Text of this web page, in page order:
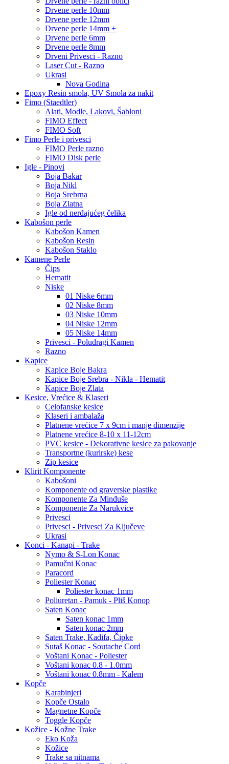
Drvene perle 10mm
Drvene perle 12mm
Drvene perle 14mm +
Drvene perle 6mm
Drvene perle 8mm
Drveni Privesci - Razno
Laser Cut - Razno
Ukrasi
Nova Godina
Epoxy Resin smola, UV Smola za nakit
Fimo (Staedtler)
Alati, Modle, Lakovi, Šabloni
FIMO Effect
FIMO Soft
Fimo Perle i privesci
FIMO Perle razno
FIMO Disk perle
Igle - Pinovi
Boja Bakar
Boja Nikl
Boja Srebrna
Boja Zlatna
Igle od nerđajućeg čelika
Kabošon perle
Kabošon Kamen
Kabošon Resin
Kabošon Staklo
Kamene Perle
Čips
Hematit
Niske
01 Niske 6mm
02 Niske 8mm
03 Niske 10mm
04 Niske 12mm
05 Niske 14mm
Privesci - Poludragi Kamen
Razno
Kapice
Kapice Boje Bakra
Kapice Boje Srebra - Nikla - Hematit
Kapice Boje Zlata
Kesice, Vrećice & Klaseri
Celofanske kesice
Klaseri i ambalaža
Platnene vrećice 7 x 9cm i manje dimenzije
Platnene vrećice 8-10 x 11-12cm
PVC kesice - Dekorativne kesice za pakovanje
Transportne (kurirske) kese
Zip kesice
Klirit Komponente
Kabošoni
Komponente od graverske plastike
Komponente Za Minđuše
Komponente Za Narukvice
Privesci
Privesci - Privesci Za Ključeve
Ukrasi
Konci - Kanapi - Trake
Nymo & S-Lon Konac
Pamučni Konac
Paracord
Poliester Konac
Poliester konac 1mm
Poliuretan - Pamuk - Pliš Konop
Saten Konac
Saten konac 1mm
Saten konac 2mm
Saten Trake, Kadifa, Čipke
Sutaš Konac - Soutache Cord
Voštani Konac - Poliester
Voštani konac 0.8 - 1.0mm
Voštani konac 0.8mm - Kalem
Kopče
Karabinjeri
Kopče Ostalo
Magnetne Kopče
Toggle Kopče
Kožice - Kožne Trake
Eko Koža
Kožice
Trake sa nitnama